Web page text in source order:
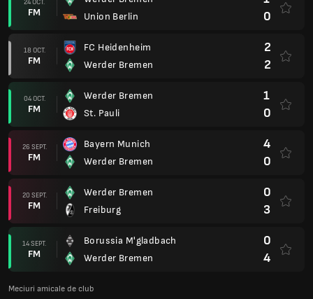
24 OCT.
FM
Union Berlin
0
18 OCT.
FM
FC Heidenheim
Werder Bremen
2
2
04 OCT.
FM
Werder Bremen
St. Pauli
1
0
26 SEPT.
FM
Bayern Munich
Werder Bremen
4
0
20 SEPT.
FM
Werder Bremen
Freiburg
0
3
14 SEPT.
FM
Borussia M'gladbach
Werder Bremen
0
4
Meciuri amicale de club